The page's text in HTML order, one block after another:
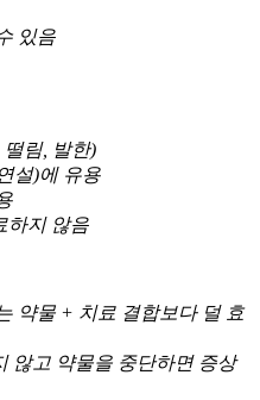
있음
떨림, 발한)
설)에 유용
하지 않음
약물 + 치료 결합보다 덜 효
않고 약물을 중단하면 증상